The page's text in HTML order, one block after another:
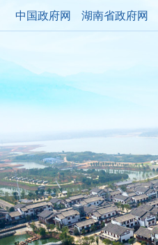
中国政府网 湖南省政府网